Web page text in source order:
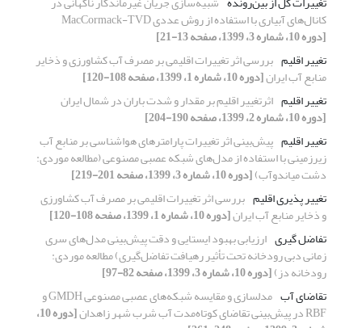
کانال‌های آبیاری با استفاده از روش عددی MacCormack-TVD
[دوره 10، شماره 3، 1399، صفحه 13-21]
تغییر اقلیم بررسی اثر تغییرات اقلیمی بر مصرف آب کشاورزی و ذخایر
منابع آب ایران[دوره 10، شماره 1، 1399، صفحه 108-120]
تغییر اقلیم اثرتغییر اقلیم بر مقدار و شدت باران در شمال ایران
[دوره 10، شماره 2، 1399، صفحه 190-204]
تغییر اقلیم پیش‌بینی اثر تغییرات پارامترهای هواشناسی بر منابع آب
زیرزمینی با استفاده از مدل‌های شبکه عصبی مصنوعی (مطالعه موردی:
دشت میاندوآب)[دوره 10، شماره 3، 1399، صفحه 201-219]
تغییر پذیری اقلیم بررسی اثر تغییرات اقلیمی بر مصرف آب کشاورزی
و ذخایر منابع آب ایران[دوره 10، شماره 1، 1399، صفحه 108-120]
تفاضل گیری ارزیابی بهبود ایستایی و دقت پیش‌بینی مدل‌های سری
زمانی دبی رودخانه تحت تأثیر رهیافت تفاضل‌گیری) مطالعه موردی:
رودخانه دز)[دوره 10، شماره 3، 1399، صفحه 82-97]
تقاضای آب
مدلسازی و مقایسه شبکه‌های عصبی مصنوعی GMDH و
RBF در پیش‌بینی تقاضای کوتاه‌مدت آب شرب شهر زاهدان [دوره 10،